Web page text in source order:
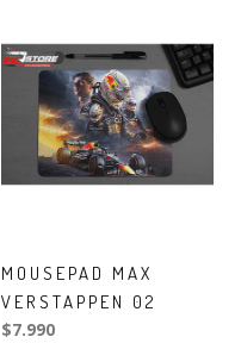
MOUSEPAD MAX
VERSTAPPEN 02
$7.990